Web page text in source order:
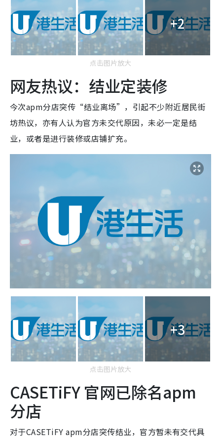
+2
点击图片放大
网友热议：结业定装修
今次apm分店突传“结业离场”，引起不少附近居民街
坊热议，亦有人认为官方未交代原因，未必一定是结
业，或者是进行装修或店铺扩充。
+3
点击图片放大
CASETiFY 官网已除名apm
分店
对于CASETiFY apm分店突传结业，官方暂未有交代具